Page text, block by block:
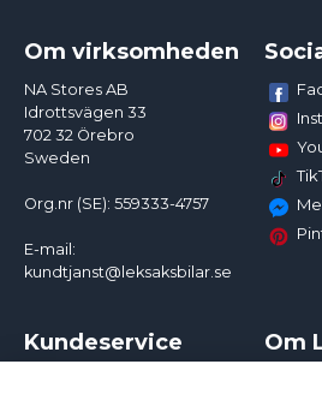
Om virksomheden
NA Stores AB
Idrottsvägen 33
702 32 Örebro
Sweden
Org.nr (SE): 559333-4757
E-mail:
kundtjanst@leksaksbilar.se
Kundeservice Om